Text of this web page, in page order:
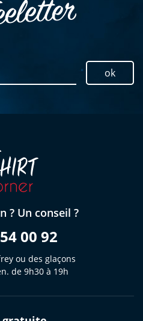
ok
? Un conseil ?
00 92
ou des glaçons
de 9h30 à 19h